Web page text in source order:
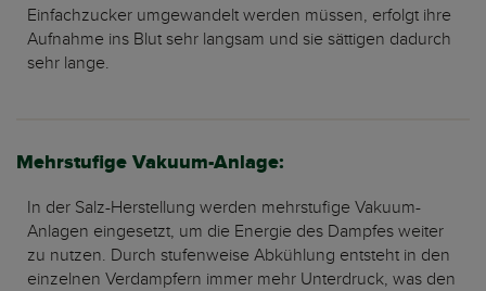
Einfachzucker umgewandelt werden müssen, erfolgt ihre
Aufnahme ins Blut sehr langsam und sie sättigen dadurch
sehr lange.
Mehrstufige Vakuum-Anlage:
In der Salz-Herstellung werden mehrstufige Vakuum-
Anlagen eingesetzt, um die Energie des Dampfes weiter
zu nutzen. Durch stufenweise Abkühlung entsteht in den
einzelnen Verdampfern immer mehr Unterdruck, was den